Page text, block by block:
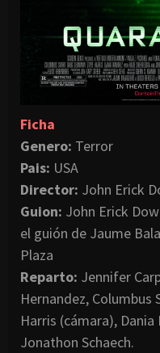
Ficha
Genero: Terror
Pais: USA
Director: John Erick
Guion: John Erick
el guión de Jaume
Plaza
Reparto: Jennifer
Hernandez, Columbus
Harris (cámara),
Jonathon Schaech.